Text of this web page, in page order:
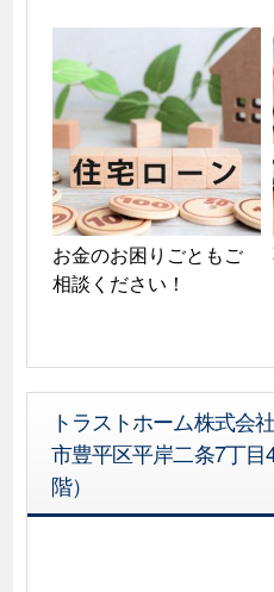
お金のお困りごともご
相談ください！
トラストホーム株式会
市豊平区平岸二条7丁目
階）